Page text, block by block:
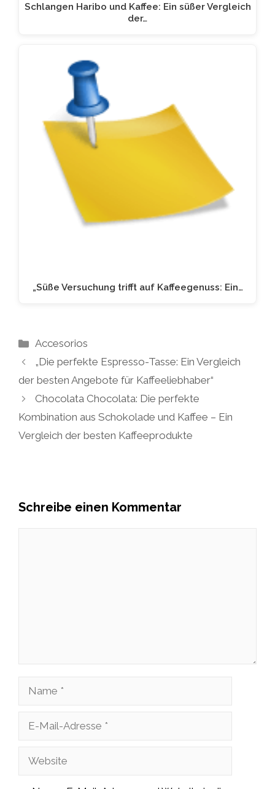
Schlangen Haribo und Kaffee: Ein süßer Vergleich
der…
„Süße Versuchung trifft auf Kaffeegenuss: Ein…
Kategorien
Accesorios
„Die perfekte Espresso-Tasse: Ein Vergleich
der besten Angebote für Kaffeeliebhaber“
Chocolata Chocolata: Die perfekte
Kombination aus Schokolade und Kaffee – Ein
Vergleich der besten Kaffeeprodukte
Schreibe einen Kommentar
Name
Adresse
Website